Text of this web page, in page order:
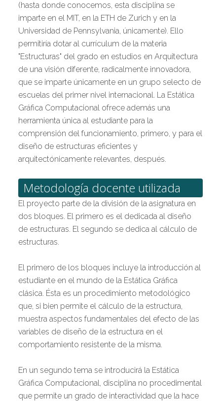
(hasta donde conocemos, esta disciplina se
imparte en el MIT, en la ETH de Zurich y en la
Universidad de Pennsylvania, únicamente). Ello
permitiría dotar al currículum de la materia
"Estructuras" del grado en estudios en Arquitectura
de una visión diferente, radicalmente innovadora,
que se imparte únicamente en un grupo selecto de
escuelas del primer nivel internacional. La Estática
Gráfica Computacional ofrece además una
herramienta única al estudiante para la
comprensión del funcionamiento, primero, y para el
diseño de estructuras eficientes y
arquitectónicamente relevantes, después.
Metodología docente utilizada
El proyecto parte de la división de la asignatura en
dos bloques. El primero es el dedicada al diseño
de estructuras. El segundo se dedica al cálculo de
estructuras.
El primero de los bloques incluye la introducción al
estudiante en el mundo de la Estática Gráfica
clásica. Ésta es un procedimiento metodológico
que, si bien permite el cálculo de la estructura,
muestra aspectos fundamentales del efecto de las
variables de diseño de la estructura en el
comportamiento resistente de la misma.
En un segundo tema se introducirá la Estática
Gráfica Computacional, disciplina no procedimental
que permite un grado de interactividad que la hace